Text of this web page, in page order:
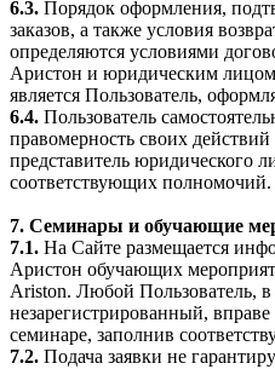
6.3. Порядок оформления,
заказов, а также условия
определяются условиями
Аристон и юридическим
является Пользователь,
6.4. Пользователь
правомерность своих
представитель юридического
соответствующих полномочий.
7. Семинары и обучающие
7.1. На Сайте размещается
Аристон обучающих
Ariston. Любой Пользователь, в
незарегистрированный, вправе
семинаре, заполнив
7.2. Подача заявки не